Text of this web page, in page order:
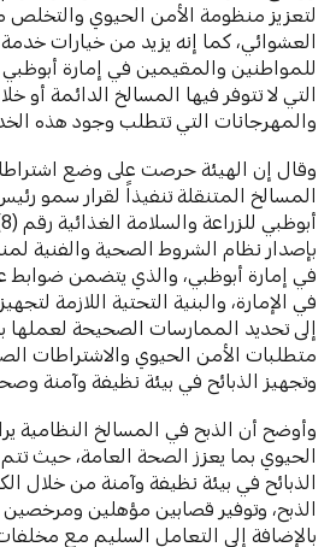
لتعزيز منظومة الأمن الحيوي والتخلص
العشوائي، كما إنه يزيد من خيارات خدمة
للمواطنين والمقيمين في إمارة
التي لا تتوفر فيها المسالخ الدائمة أو
والمهرجانات التي تتطلب وجود هذه
وقال إن الهيئة حرصت على وضع
المسالخ المتنقلة تنفيذاً لقرار سمو
بإصدار نظام الشروط الصحية والفنية
في إمارة أبوظبي، والذي يتضمن ضوابط
في الإمارة، والبنية التحتية اللازمة
إلى تحديد الممارسات الصحيحة لعملها
متطلبات الأمن الحيوي والاشتراطات
وتجهيز الذبائح في بيئة نظيفة وآمنة
وأوضح أن الذبح في المسالخ النظامية
الحيوي بما يعزز الصحة العامة، حيث تتم
الذبائح في بيئة نظيفة وآمنة من خلال
الذبح، وتوفير قصابين مؤهلين
بالإضافة إلى التعامل السليم مع